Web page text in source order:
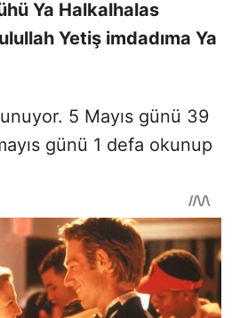
Ya Halkalhalas
Yetiş imdadıma Ya
5 Mayıs günü 39
günü 1 defa okunup